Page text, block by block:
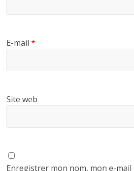
E-mail*
Site web
Enregistrer mon nom, mon e-mail